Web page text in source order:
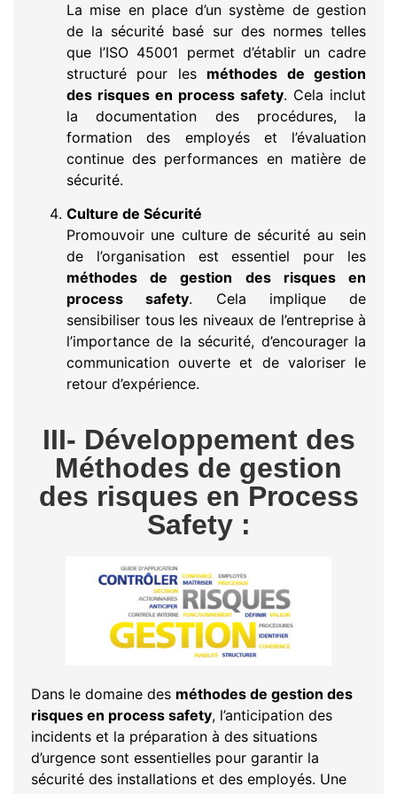
La mise en place d’un système de gestion
de la sécurité basé sur des normes telles
que l’ISO 45001 permet d’établir un cadre
structuré pour les méthodes de gestion
des risques en process safety. Cela inclut
la documentation des procédures, la
formation des employés et l’évaluation
continue des performances en matière de
sécurité.
Culture de Sécurité
Promouvoir une culture de sécurité au sein
de l’organisation est essentiel pour les
méthodes de gestion des risques en
process safety. Cela implique de
sensibiliser tous les niveaux de l’entreprise à
l’importance de la sécurité, d’encourager la
communication ouverte et de valoriser le
retour d’expérience.
III- Développement des
Méthodes de gestion
des risques en Process
Safety :
Dans le domaine des méthodes de gestion des
risques en process safety, l’anticipation des
incidents et la préparation à des situations
d’urgence sont essentielles pour garantir la
sécurité des installations et des employés. Une